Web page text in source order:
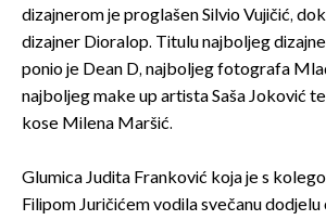
dizajnerom je proglašen Silvio Vujičić,
dizajner Dioralop. Titulu najboljeg
ponio je Dean D, najboljeg fotografa
najboljeg make up artista Saša Joković
kose Milena Maršić.
Glumica Judita Franković koja je s
Filipom Juričićem vodila svečanu dodjelu